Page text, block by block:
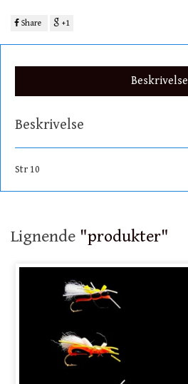
Share +1
Beskrivelse
Beskrivelse
Str 10
Lignende "produkter"